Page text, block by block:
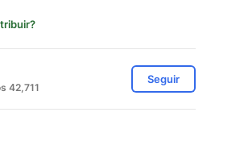
42,711
Seguir